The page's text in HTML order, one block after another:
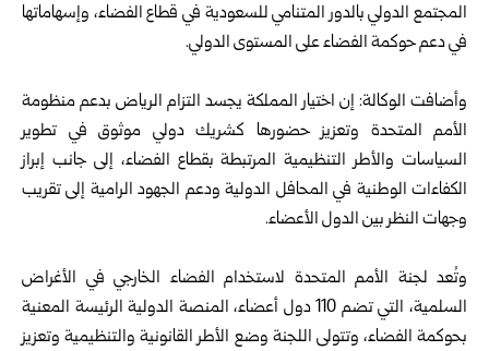
المجتمع الدولي بالدور المتنامي للسعودية في قطاع الفضاء، وإسهاماتها
في دعم حوكمة الفضاء على المستوى الدولي.
وأضافت الوكالة: إن اختيار المملكة يجسد التزام الرياض بدعم منظومة
الأمم المتحدة وتعزيز حضورها كشريك دولي موثوق في تطوير
السياسات والأطر التنظيمية المرتبطة بقطاع الفضاء، إلى جانب إبراز
الكفاءات الوطنية في المحافل الدولية ودعم الجهود الرامية إلى تقريب
وجهات النظر بين الدول الأعضاء.
وتُعد لجنة الأمم المتحدة لاستخدام الفضاء الخارجي في الأغراض
السلمية، التي تضم 110 دول أعضاء، المنصة الدولية الرئيسة المعنية
بحوكمة الفضاء، وتتولى اللجنة وضع الأطر القانونية والتنظيمية وتعزيز